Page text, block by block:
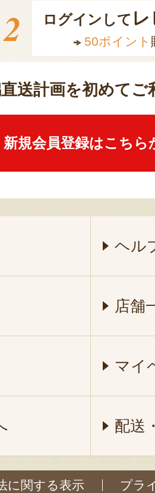
2 ログインして
50ポイント
送計画を初めてご
新規会員登録はこちら
ヘル
店舗
マイ
配送
に関する表示 プラ